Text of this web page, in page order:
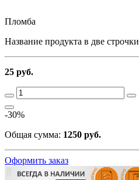
Пломба
Название продукта в две строчки
25 руб.
-30%
Общая сумма: 1250 руб.
Оформить заказ